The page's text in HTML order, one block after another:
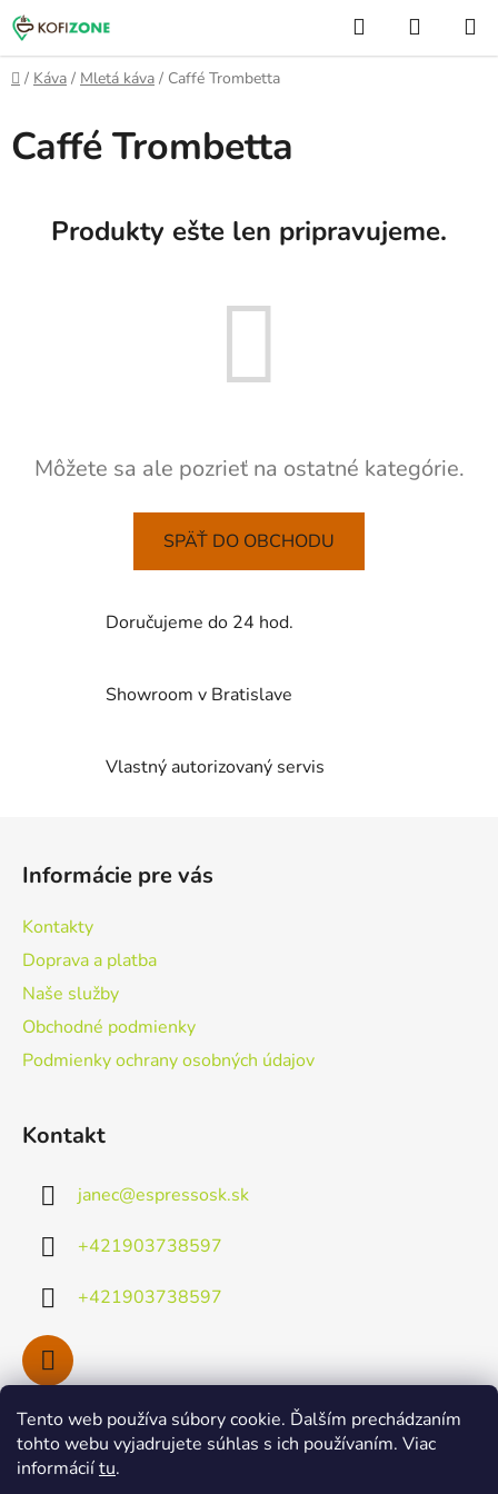
Tento web používa súbory cookie. Ďalším prechádzaním
tohto webu vyjadrujete súhlas s ich používaním. Viac
informáciítu.
Prejsť
na
obsah
Hľadať
KOŠÍK
Domov
/ Káva / Mletá káva / Caffé Trombetta
Caffé Trombetta
Produkty ešte len pripravujeme.
Môžete sa ale pozrieť na ostatné kategórie.
SPÄŤ DO OBCHODU
Doručujeme do 24 hod.
Showroom v Bratislave
Vlastný autorizovaný servis
Informácie pre vás
Kontakty
Doprava a platba
Naše služby
Obchodné podmienky
Podmienky ochrany osobných údajov
Kontakt
janec@espressosk.sk
+421903738597
+421903738597
Facebook